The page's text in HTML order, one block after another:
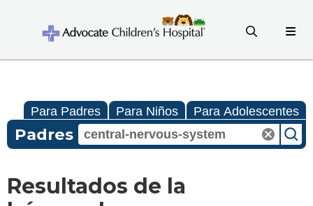
Para Padres Para Niños Para Adolescentes
Padres
Resultados de la